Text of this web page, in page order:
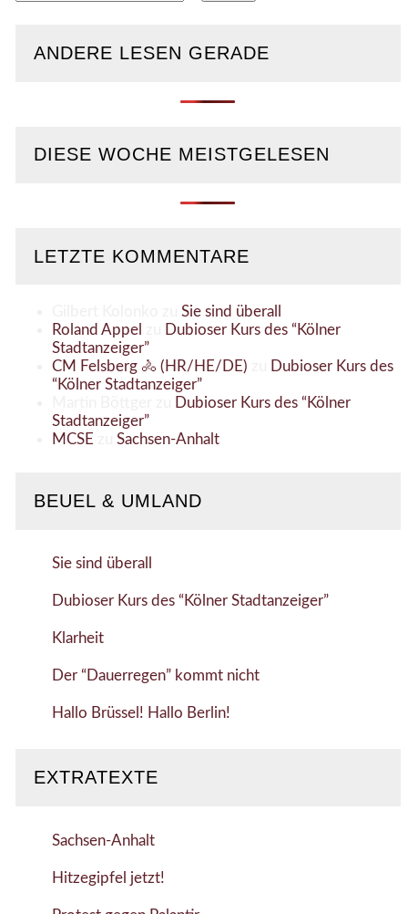
ANDERE LESEN GERADE
DIESE WOCHE MEISTGELESEN
LETZTE KOMMENTARE
Sie sind überall
Roland Appel
Dubioser Kurs des “Kölner
Stadtanzeiger”
CM Felsberg 🚴 (HR/HE/DE)
Dubioser Kurs des
“Kölner Stadtanzeiger”
Dubioser Kurs des “Kölner
Stadtanzeiger”
MCSE
Sachsen-Anhalt
BEUEL & UMLAND
Sie sind überall
Dubioser Kurs des “Kölner Stadtanzeiger”
Klarheit
Der “Dauerregen” kommt nicht
Hallo Brüssel! Hallo Berlin!
EXTRATEXTE
Sachsen-Anhalt
Hitzegipfel jetzt!